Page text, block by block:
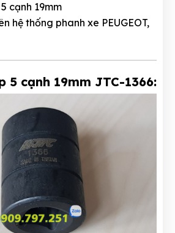
cạnh 19mm
hệ thống phanh xe PEUGEOT,
5 cạnh 19mm JTC-1366: